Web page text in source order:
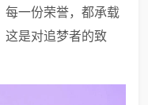
每一份荣誉，都承载
这是对追梦者的致